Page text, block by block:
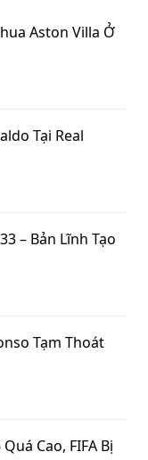
Aston Villa Ở
Tại Real
– Bản Lĩnh Tạo
Tạm Thoát
Cao, FIFA Bị